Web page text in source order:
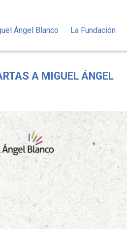
Ángel Blanco La Fundación
A MIGUEL ÁNGEL